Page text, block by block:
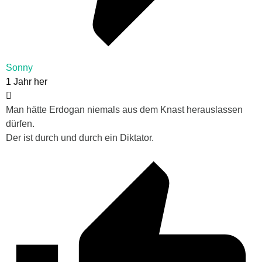
Sonny
1 Jahr her
Man hätte Erdogan niemals aus dem Knast herauslassen
dürfen.
Der ist durch und durch ein Diktator.